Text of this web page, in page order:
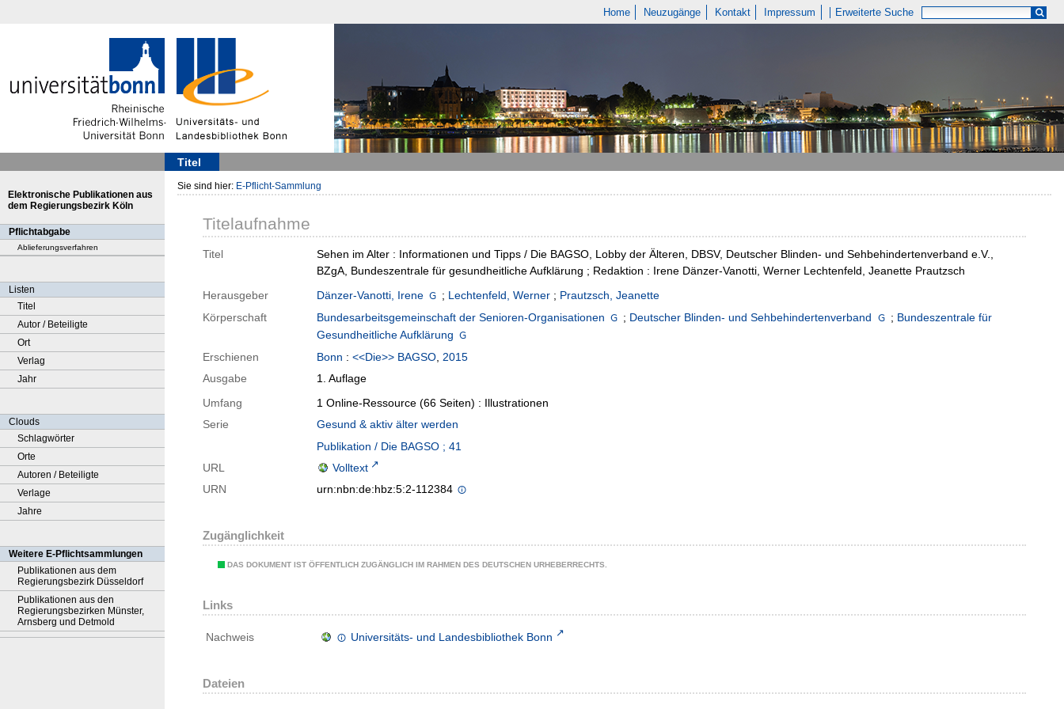
Home Neuzugänge Kontakt Impressum Erweiterte Suche
Titel
Elektronische Publikationen aus
dem Regierungsbezirk Köln
Pflichtabgabe
Ablieferungsverfahren
Listen
Titel
Autor / Beteiligte
Ort
Verlag
Jahr
Clouds
Schlagwörter
Orte
Autoren / Beteiligte
Verlage
Jahre
Weitere E-Pflichtsammlungen
Publikationen aus dem
Regierungsbezirk Düsseldorf
Publikationen aus den
Regierungsbezirken Münster,
Arnsberg und Detmold
Sie sind hier: E-Pflicht-Sammlung
Titelaufnahme
Titel
Sehen im Alter : Informationen und Tipps / Die BAGSO, Lobby der Älteren, DBSV, Deutscher Blinden- und Sehbehindertenverband e.V.,
BZgA, Bundeszentrale für gesundheitliche Aufklärung ; Redaktion : Irene Dänzer-Vanotti, Werner Lechtenfeld, Jeanette Prautzsch
Herausgeber
Dänzer-Vanotti, Irene ; Lechtenfeld, Werner ; Prautzsch, Jeanette
Körperschaft
Bundesarbeitsgemeinschaft der Senioren-Organisationen ; Deutscher Blinden- und Sehbehindertenverband ; Bundeszentrale für
Gesundheitliche Aufklärung
Erschienen
Bonn : <<Die>> BAGSO, 2015
Ausgabe
1. Auflage
Umfang
1 Online-Ressource (66 Seiten) : Illustrationen
Serie
Gesund & aktiv älter werden
Publikation / Die BAGSO ; 41
URL
Volltext
URN
urn:nbn:de:hbz:5:2-112384
Zugänglichkeit
DAS DOKUMENT IST ÖFFENTLICH ZUGÄNGLICH IM RAHMEN DES DEUTSCHEN URHEBERRECHTS.
Links
Nachweis Universitäts- und Landesbibliothek Bonn
Dateien